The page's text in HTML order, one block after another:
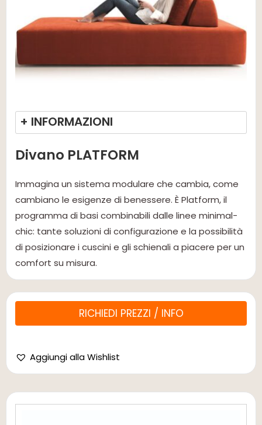
+ INFORMAZIONI
Divano PLATFORM
Immagina un sistema modulare che cambia, come
cambiano le esigenze di benessere. È Platform, il
programma di basi combinabili dalle linee minimal-
chic: tante soluzioni di configurazione e la possibilità
di posizionare i cuscini e gli schienali a piacere per un
comfort su misura.
RICHIEDI PREZZI / INFO
Aggiungi alla Wishlist